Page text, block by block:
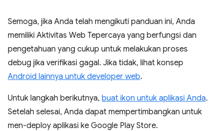
Semoga, jika Anda telah mengikuti panduan ini, Anda
memiliki Aktivitas Web Tepercaya yang berfungsi dan
pengetahuan yang cukup untuk melakukan proses
debug jika verifikasi gagal. Jika tidak, lihat konsep
Android lainnya untuk developer web.
Untuk langkah berikutnya, buat ikon untuk aplikasi Anda.
Setelah selesai, Anda dapat mempertimbangkan untuk
men-deploy aplikasi ke Google Play Store.